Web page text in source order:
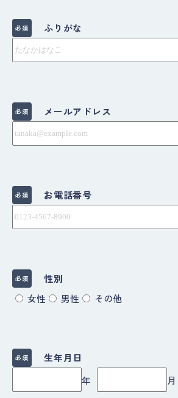
必須 ふりがな
必須 メールアドレス
必須 お電話番号
必須
性別
女性
男性 その他
必須
生年月日
年
月